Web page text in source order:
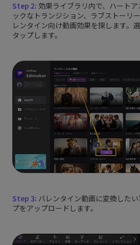
Step 2: 効果ライブラリ内で、ハート
ックなトランジション、ラブストーリ
レンタイン向け動画効果を探します。
タップします。
Step 3: バレンタイン動画に変換した
プをアップロードします。